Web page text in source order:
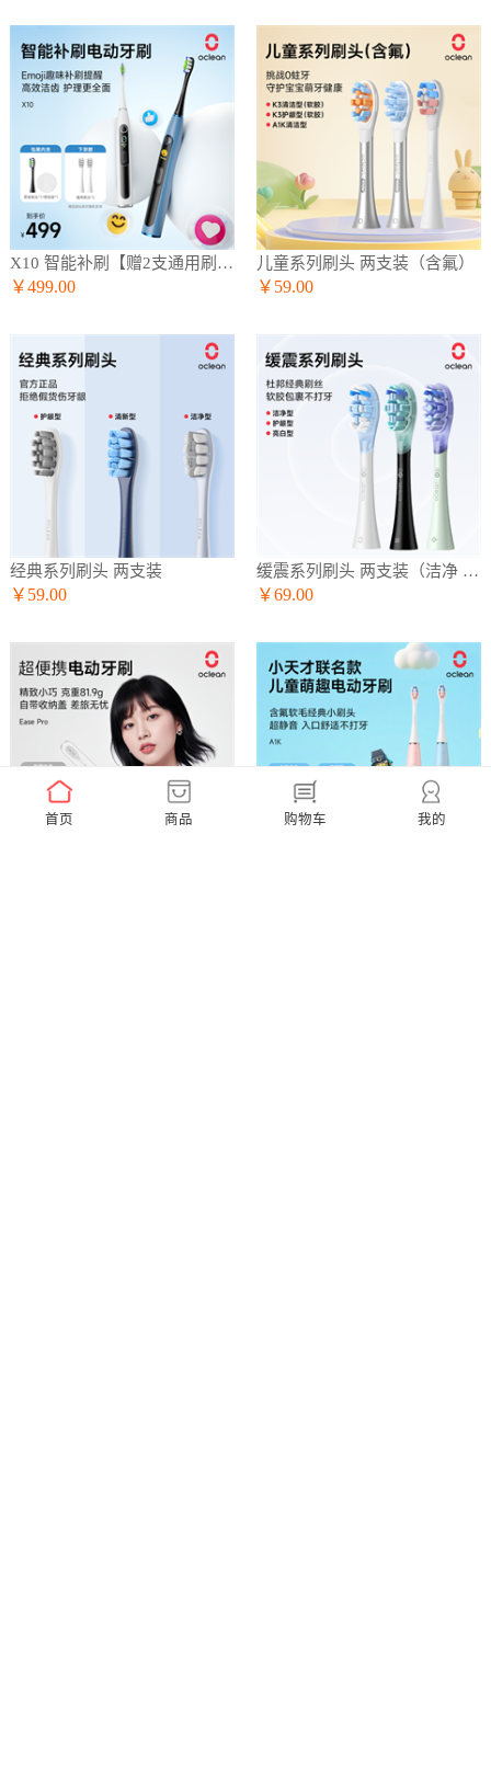
首页 商品 购物车 我的
X10 智能补刷【赠2支通用刷头】
￥499.00
儿童系列刷头 两支装（含氟）
￥59.00
经典系列刷头 两支装
￥59.00
缓震系列刷头 两支装（洁净 护龈 亮白）
￥69.00